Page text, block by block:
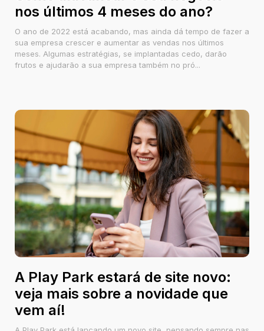
nos últimos 4 meses do ano?
O ano de 2022 está acabando, mas ainda dá tempo de fazer a
sua empresa crescer e aumentar as vendas nos últimos
meses. Algumas estratégias, se implantadas cedo, darão
frutos e ajudarão a sua empresa também no pró...
A Play Park estará de site novo:
veja mais sobre a novidade que
vem aí!